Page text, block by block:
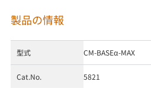
製品の情報
型式 CM-BASEα-MAX
Cat.No. 5821